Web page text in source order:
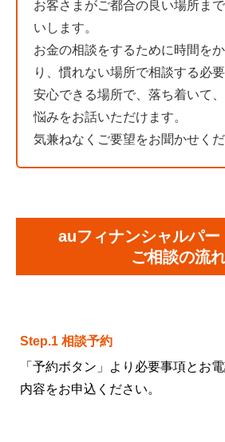
お客さまがご都合の良い場所ま
いします。
お金の相談をするために時間を
り、慣れない場所で相談する必
安心できる場所で、落ち着いて
悩みをお話いただけます。
気兼ねなくご要望をお聞かせくだ
auフィナンシャルパー
ご相談の流
Step.1 相談予約
「予約ボタン」より必要事項とお
内容をお申込ください。